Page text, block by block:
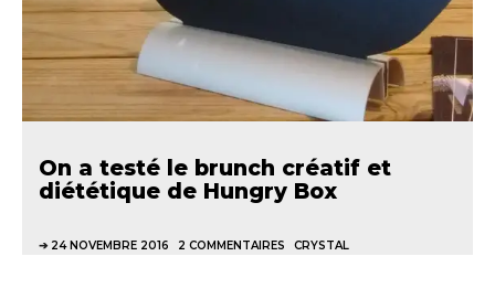
On a testé le brunch créatif et
diététique de Hungry Box
24 NOVEMBRE 2016 2 COMMENTAIRES CRYSTAL